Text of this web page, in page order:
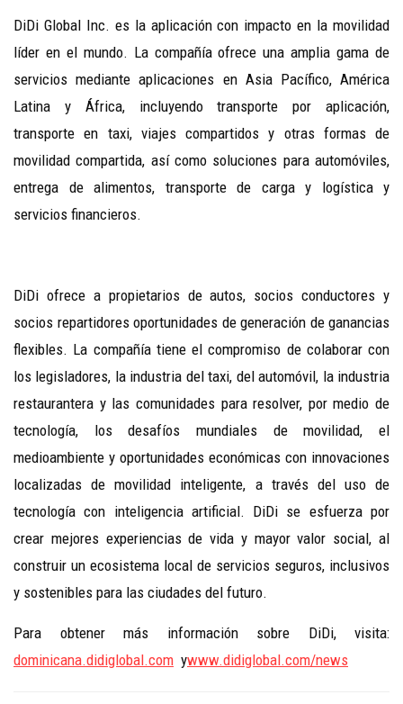
DiDi Global Inc. es la aplicación con impacto en la movilidad
líder en el mundo. La compañía ofrece una amplia gama de
servicios mediante aplicaciones en Asia Pacífico, América
Latina y África, incluyendo transporte por aplicación,
transporte en taxi, viajes compartidos y otras formas de
movilidad compartida, así como soluciones para automóviles,
entrega de alimentos, transporte de carga y logística y
servicios financieros.
DiDi ofrece a propietarios de autos, socios conductores y
socios repartidores oportunidades de generación de ganancias
flexibles. La compañía tiene el compromiso de colaborar con
los legisladores, la industria del taxi, del automóvil, la industria
restaurantera y las comunidades para resolver, por medio de
tecnología, los desafíos mundiales de movilidad, el
medioambiente y oportunidades económicas con innovaciones
localizadas de movilidad inteligente, a través del uso de
tecnología con inteligencia artificial. DiDi se esfuerza por
crear mejores experiencias de vida y mayor valor social, al
construir un ecosistema local de servicios seguros, inclusivos
y sostenibles para las ciudades del futuro.
Para obtener más información sobre DiDi, visita:
dominicana.didiglobal.com ywww.didiglobal.com/news